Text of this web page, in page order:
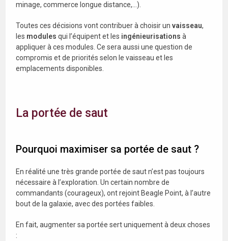
minage, commerce longue distance,…).
Toutes ces décisions vont contribuer à choisir unvaisseau,
les modules qui l’équipent et les ingénieurisations à
appliquer à ces modules. Ce sera aussi une question de
compromis et de priorités selon le vaisseau et les
emplacements disponibles.
La portée de saut
Pourquoi maximiser sa portée de saut ?
En réalité une très grande portée de saut n’est pas toujours
nécessaire à l’exploration. Un certain nombre de
commandants (courageux), ont rejoint Beagle Point, à l’autre
bout de la galaxie, avec des portées faibles.
En fait, augmenter sa portée sert uniquement à deux choses
: